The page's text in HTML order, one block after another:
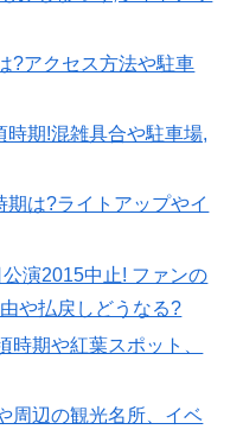
?アクセス方法や駐車
期!混雑具合や駐車場,
は?ライトアップやイ
公演2015中止! ファンの
や払戻しどうなる?
時期や紅葉スポット、
周辺の観光名所、イベ